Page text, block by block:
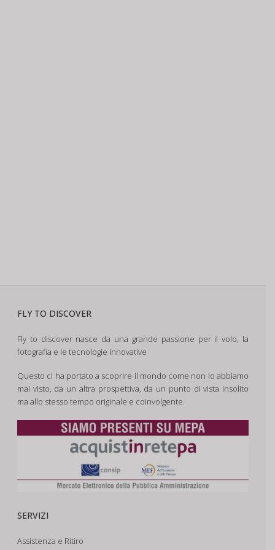
FLY TO DISCOVER
Fly to discover nasce da una grande passione per il volo, la
fotografia e le tecnologie innovative
Questo ci ha portato a scoprire il mondo come non lo abbiamo
mai visto, da un altra prospettiva, da un punto di vista insolito
ma allo stesso tempo originale e coinvolgente.
SERVIZI
Assistenza e Ritiro